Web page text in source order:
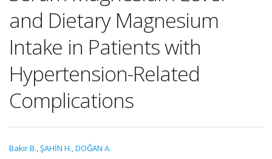
and Dietary Magnesium
Intake in Patients with
Hypertension-Related
Complications
Bakir B.,ŞAHİN H.,DOĞAN A.